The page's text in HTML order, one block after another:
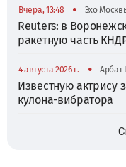
Вчера, 13:48 • Эхо
Reuters: в
ракетную часть
4 августа 2026 г. • Арбат
Известную актрису
кулона-вибратора